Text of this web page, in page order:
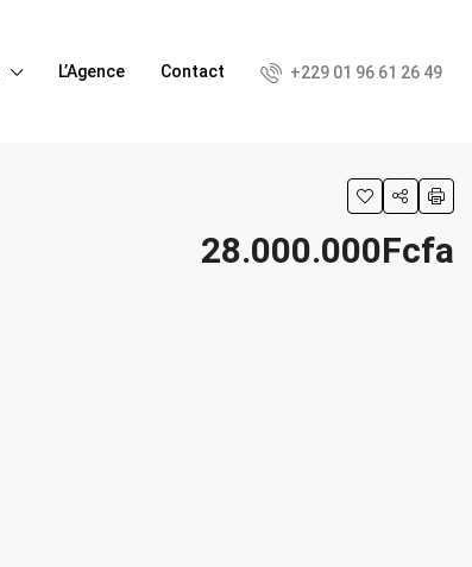
L’Agence Contact +229 01 96 61 26 49
28.000.000Fcfa